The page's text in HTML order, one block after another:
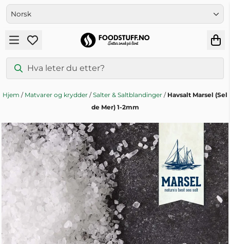
Hopp til innhold
Hjem / Matvarer og krydder /Salter & Saltblandinger / Havsalt Marsel (Sel
de Mer) 1-2mm